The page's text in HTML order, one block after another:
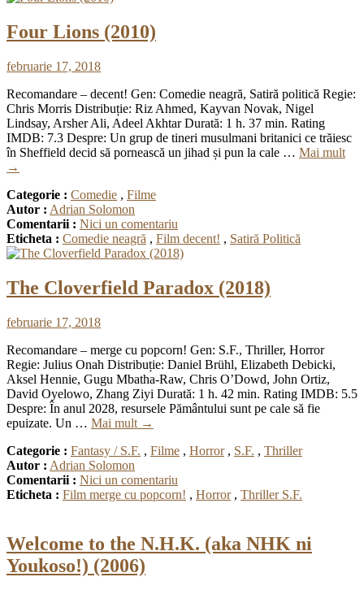
Four Lions (2010)
februarie 17, 2018
Recomandare – decent! Gen: Comedie neagră, Satiră politică Regie:
Chris Morris Distribuție: Riz Ahmed, Kayvan Novak, Nigel
Lindsay, Arsher Ali, Adeel Akhtar Durată: 1 h. 37 min. Rating
IMDB: 7.3 Despre: Un grup de tineri musulmani britanici ce trăiesc
în Sheffield decid să pornească un jihad și pun la cale … Mai mult
→
Categorie : Comedie , Filme
Autor : Adrian Solomon
Comentarii : Nici un comentariu
Eticheta : Comedie neagră , Film decent! , Satiră Politică
The Cloverfield Paradox (2018)
februarie 17, 2018
Recomandare – merge cu popcorn! Gen: S.F., Thriller, Horror
Regie: Julius Onah Distribuție: Daniel Brühl, Elizabeth Debicki,
Aksel Hennie, Gugu Mbatha-Raw, Chris O’Dowd, John Ortiz,
David Oyelowo, Zhang Ziyi Durată: 1 h. 42 min. Rating IMDB: 5.5
Despre: În anul 2028, resursele Pământului sunt pe cale să fie
epuizate. Un … Mai mult →
Categorie : Fantasy / S.F. , Filme , Horror, S.F. , Thriller
Autor : Adrian Solomon
Comentarii : Nici un comentariu
Eticheta : Film merge cu popcorn! , Horror, Thriller S.F.
Welcome to the N.H.K. (aka NHK ni
Youkoso!) (2006)